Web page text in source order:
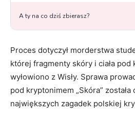
Proces dotyczył morderstwa
której fragmenty skóry i ciała pod
wyłowiono z Wisły. Sprawa
pod kryptonimem „Skóra”
największych zagadek polskiej